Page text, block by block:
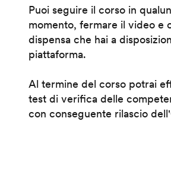
Puoi seguire il corso in
momento, fermare il video e
dispensa che hai a
piattaforma.
Al termine del corso potrai
test di verifica delle
con conseguente rilascio